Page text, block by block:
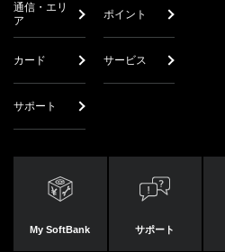
通信・エリ
ア
ポイント
カード サービス
サポート
My SoftBank サポート